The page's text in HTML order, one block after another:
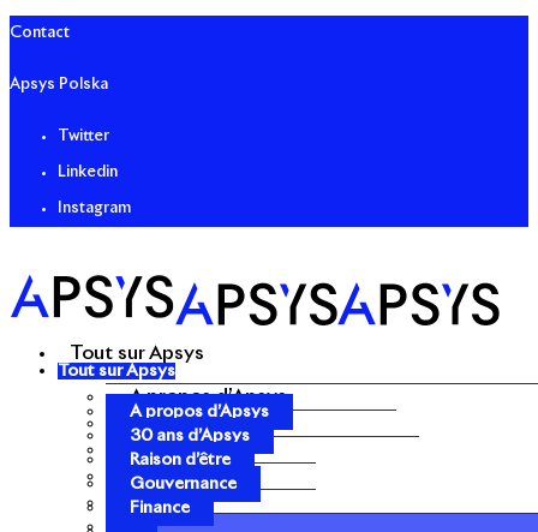
Contact
Apsys Polska
Twitter
Linkedin
Instagram
Tout sur Apsys
A propos d’Apsys
30 ans d’Apsys
Raison d’être
Gouvernance
Finance
Tout sur Apsys
A propos d’Apsys
30 ans d’Apsys
Raison d’être
Gouvernance
Finance